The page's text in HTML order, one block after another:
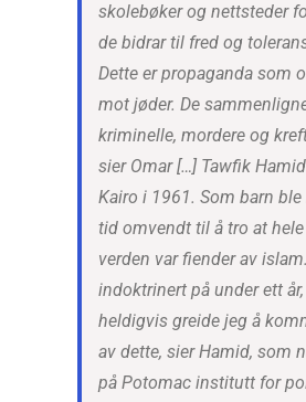
skolebøker og nettsteder
de bidrar til fred og
Dette er propaganda som
mot jøder. De
kriminelle, mordere og
sier Omar […] Tawfik
Kairo i 1961. Som barn
tid omvendt til å tro at
verden var fiender av
indoktrinert på under ett
heldigvis greide jeg å
av dette, sier Hamid, som
på Potomac institutt for